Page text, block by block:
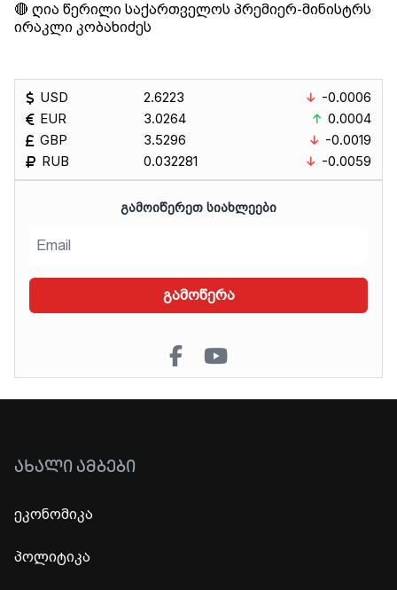
🔴 ღია წერილი საქართველოს პრემიერ-მინისტრს
ირაკლი კობახიძეს
USD
EUR
GBP
RUB
2.6223
3.0264
3.5296
0.032281
-0.0006
0.0004
-0.0019
-0.0059
ᲒᲐᲛᲝᲘᲬᲔᲠᲔᲗ ᲡᲘᲐᲮᲚᲔᲔᲑᲘ
გამოწერა
ᲐᲮᲐᲚᲘ ᲐᲛᲑᲔᲑᲘ
ეკონომიკა
პოლიტიკა